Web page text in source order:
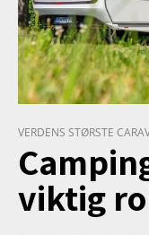
VERDENS STØRSTE
viktig